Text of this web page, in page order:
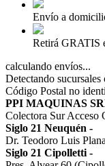
Envío a
Retirá GRATIS
calculando envíos...
Detectando sucursales
Código Postal no
PPI MAQUINAS
Colectora Sur Acceso
Siglo 21 Neuquén -
Dr. Teodoro Luis
Siglo 21 Cipolletti -